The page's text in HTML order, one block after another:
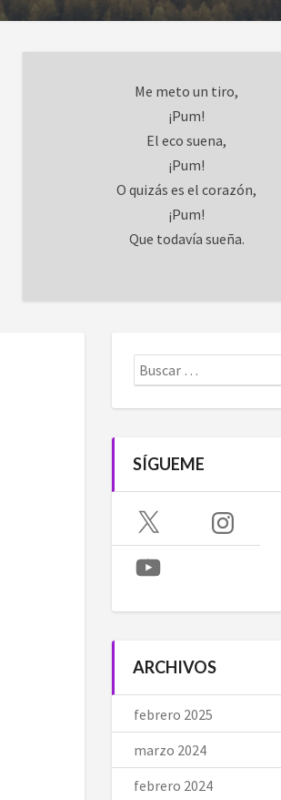
Me meto un tiro,
¡Pum!
El eco suena,
¡Pum!
O quizás es el corazón,
¡Pum!
Que todavía sueña.
Buscar:
SÍGUEME
X Instagram
YouTube
ARCHIVOS
febrero 2025
marzo 2024
febrero 2024